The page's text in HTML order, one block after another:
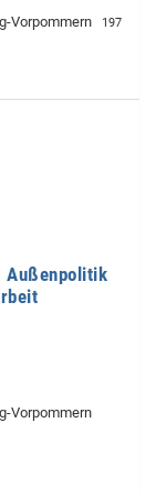
Vorpommern
197
Außenpolitik
Vorpommern